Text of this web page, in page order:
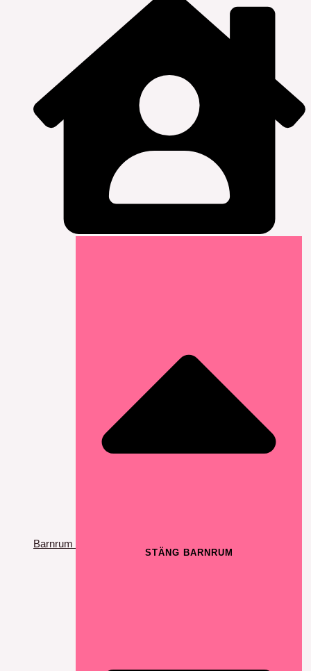
Barnrum
STÄNG BARNRUM